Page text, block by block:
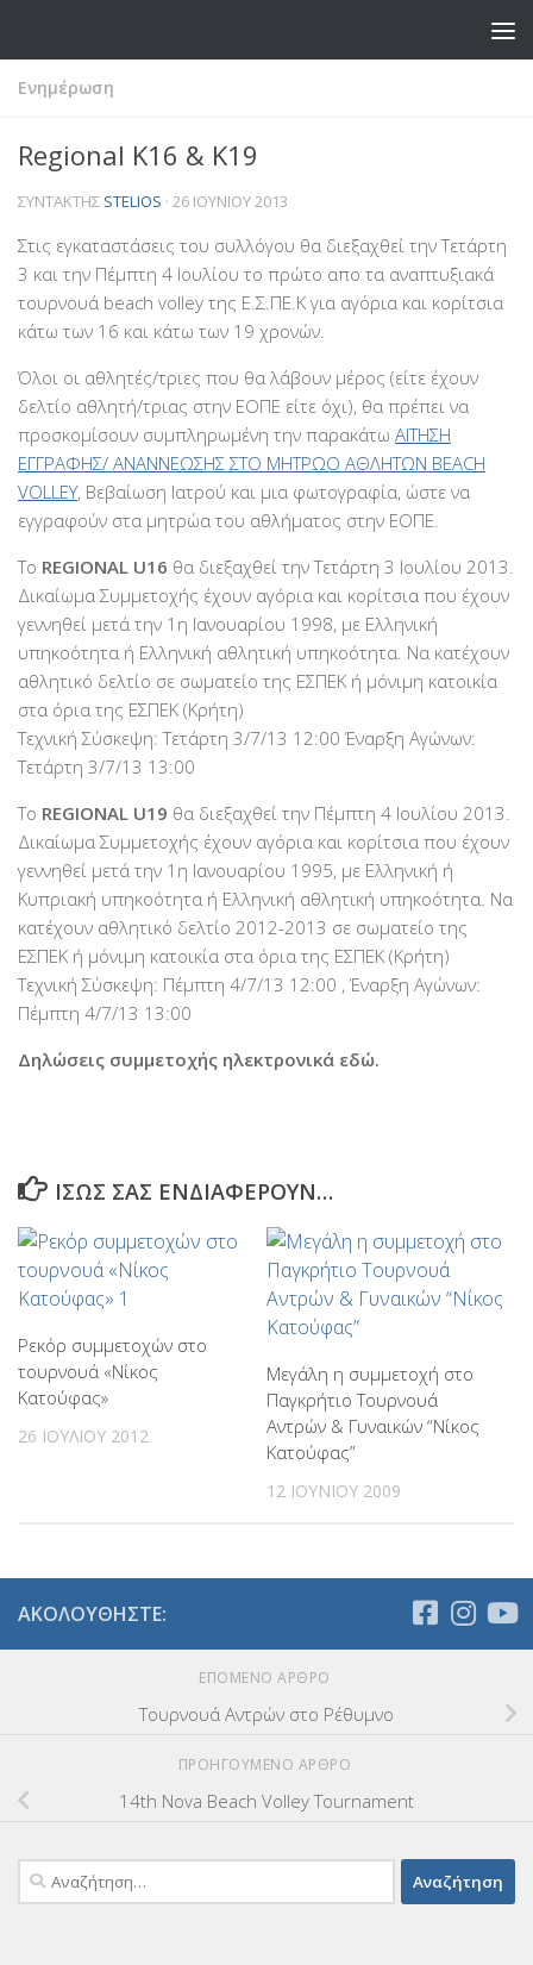
Ενημέρωση
Regional K16 & K19
ΣΥΝΤΆΚΤΗΣ STELIOS · 26 ΙΟΥΝΊΟΥ 2013
Στις εγκαταστάσεις του συλλόγου θα διεξαχθεί την Τετάρτη
3 και την Πέμπτη 4 Ιουλίου το πρώτο απο τα αναπτυξιακά
τουρνουά beach volley της Ε.Σ.ΠΕ.Κ για αγόρια και κορίτσια
κάτω των 16 και κάτω των 19 χρονών.
Όλοι οι αθλητές/τριες που θα λάβουν μέρος (είτε έχουν
δελτίο αθλητή/τριας στην ΕΟΠΕ είτε όχι), θα πρέπει να
προσκομίσουν συμπληρωμένη την παρακάτω ΑΙΤΗΣΗ
ΕΓΓΡΑΦΗΣ/ ΑΝΑΝΝΕΩΣΗΣ ΣΤΟ ΜΗΤΡΩΟ ΑΘΛΗΤΩΝ BEACH
VOLLEY, Βεβαίωση Ιατρού και μια φωτογραφία, ώστε να
εγγραφούν στα μητρώα του αθλήματος στην ΕΟΠΕ.
Το REGIONAL U16 θα διεξαχθεί την Τετάρτη 3 Ιουλίου 2013.
Δικαίωμα Συμμετοχής έχουν αγόρια και κορίτσια που έχουν
γεννηθεί μετά την 1η Ιανουαρίου 1998, με Ελληνική
υπηκοότητα ή Ελληνική αθλητική υπηκοότητα. Να κατέχουν
αθλητικό δελτίο σε σωματείο της ΕΣΠΕΚ ή μόνιμη κατοικία
στα όρια της ΕΣΠΕΚ (Κρήτη)
Τεχνική Σύσκεψη: Τετάρτη 3/7/13 12:00 Έναρξη Αγώνων:
Τετάρτη 3/7/13 13:00
Το REGIONAL U19 θα διεξαχθεί την Πέμπτη 4 Ιουλίου 2013.
Δικαίωμα Συμμετοχής έχουν αγόρια και κορίτσια που έχουν
γεννηθεί μετά την 1η Ιανουαρίου 1995, με Ελληνική ή
Κυπριακή υπηκοότητα ή Ελληνική αθλητική υπηκοότητα. Να
κατέχουν αθλητικό δελτίο 2012-2013 σε σωματείο της
ΕΣΠΕΚ ή μόνιμη κατοικία στα όρια της ΕΣΠΕΚ (Κρήτη)
Τεχνική Σύσκεψη: Πέμπτη 4/7/13 12:00 , Έναρξη Αγώνων:
Πέμπτη 4/7/13 13:00
Δηλώσεις συμμετοχής ηλεκτρονικά εδώ.
ΊΣΩΣ ΣΑΣ ΕΝΔΙΑΦΈΡΟΥΝ…
Ρεκόρ συμμετοχών στο
τουρνουά «Νίκος
Κατούφας»
26 ΙΟΥΛΊΟΥ 2012
Μεγάλη η συμμετοχή στο
Παγκρήτιο Τουρνουά
Αντρών & Γυναικών “Νίκος
Κατούφας”
12 ΙΟΥΝΊΟΥ 2009
ΑΚΟΛΟΥΘΉΣΤΕ:
ΕΠΌΜΕΝΟ ΆΡΘΡΟ
Τουρνουά Αντρών στο Ρέθυμνο
ΠΡΟΗΓΟΎΜΕΝΟ ΆΡΘΡΟ
14th Nova Beach Volley Tournament
Αναζήτηση
για: